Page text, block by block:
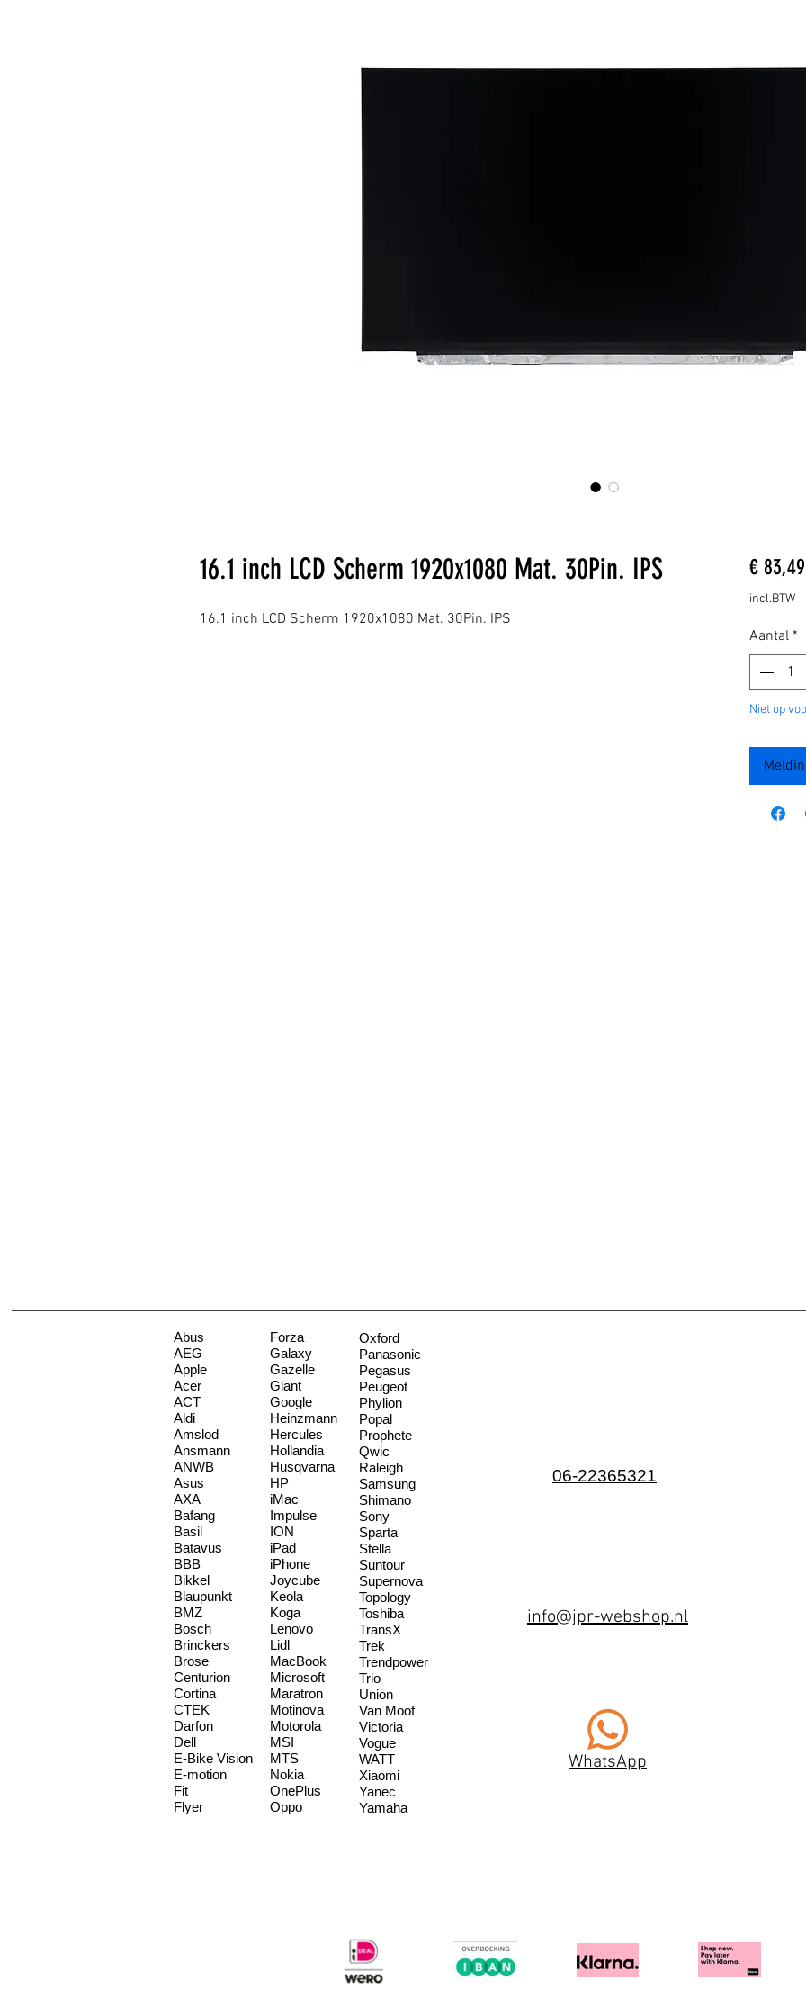
16.1 inch LCD Scherm 1920x1080 Mat. 30Pin. IPS
16.1 inch LCD Scherm 1920x1080 Mat. 30Pin. IPS
€ 83,49
incl.BTW
Aantal *
Niet op
Abus
AEG
Apple
Acer
ACT
Aldi
Amslod
Ansmann
ANWB
Asus
AXA
Bafang
Basil
Batavus
BBB
Bikkel
Blaupunkt
BMZ
Bosch
Brinckers
Brose
Centurion
Cortina
CTEK
Darfon
Dell
E-Bike Vision
E-motion
Fit
Flyer
Forza
Galaxy
Gazelle
Giant
Google
Heinzmann
Hercules
Hollandia
Husqvarna
HP
iMac
Impulse
ION
iPad
iPhone
Joycube
Keola
Koga
Lenovo
Lidl
MacBook
Microsoft
Maratron
Motinova
Motorola
MSI
MTS
Nokia
OnePlus
Oppo
Oxford
Panasonic
Pegasus
Peugeot
Phylion
Popal
Prophete
Qwic
Raleigh
Samsung
Shimano
Sony
Sparta
Stella
Suntour
Supernova
Topology
Toshiba
TransX
Trek
Trendpower
Trio
Union
Van Moof
Victoria
Vogue
WATT
Xiaomi
Yanec
Yamaha
06-22365321
info@jpr-webshop.nl
WhatsApp